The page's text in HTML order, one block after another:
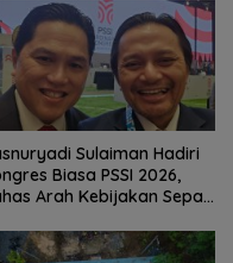
Sulaiman Hadiri
Biasa PSSI 2026,
Arah Kebijakan Sepak